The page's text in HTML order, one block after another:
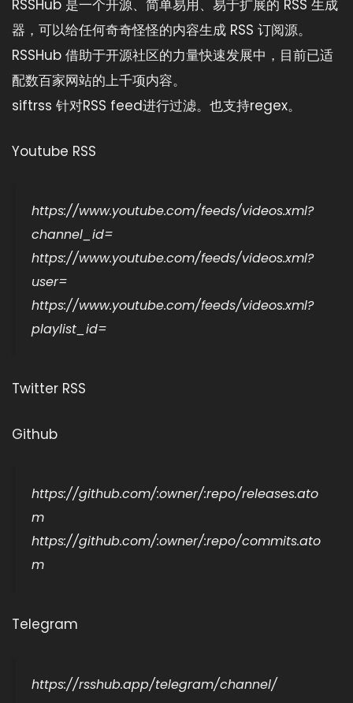
RSSHub 是一个开源、简单易用、易于扩展的 RSS 生成
器，可以给任何奇奇怪怪的内容生成 RSS 订阅源。
RSSHub 借助于开源社区的力量快速发展中，目前已适
配数百家网站的上千项内容。
siftrss 针对RSS feed进行过滤。也支持regex。
Youtube RSS
https://www.youtube.com/feeds/videos.xml?
channel_id=
https://www.youtube.com/feeds/videos.xml?
user=
https://www.youtube.com/feeds/videos.xml?
playlist_id=
Twitter RSS
Github
https://github.com/:owner/:repo/releases.ato
m
https://github.com/:owner/:repo/commits.ato
m
Telegram
https://rsshub.app/telegram/channel/